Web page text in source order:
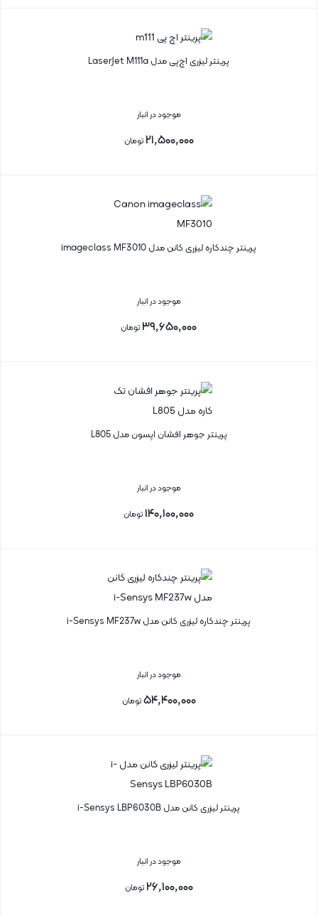
پرینتر لیزری اچ‌پی مدل LaserJet M111a
موجود در انبار
۲۱,۵۰۰,۰۰۰تومان
پرینتر چندکاره لیزری کانن مدل imageclass MF3010
موجود در انبار
۳۹,۶۵۰,۰۰۰تومان
پرینتر جوهر افشان اپسون مدل L805
موجود در انبار
۱۴۰,۱۰۰,۰۰۰تومان
پرینتر چندکاره لیزری کانن مدل i-Sensys MF237w
موجود در انبار
۵۴,۴۰۰,۰۰۰تومان
پرینتر لیزری کانن مدل i-Sensys LBP6030B
موجود در انبار
۲۶,۱۰۰,۰۰۰تومان